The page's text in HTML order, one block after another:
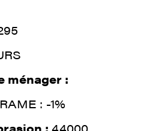
ménager :
: -1%